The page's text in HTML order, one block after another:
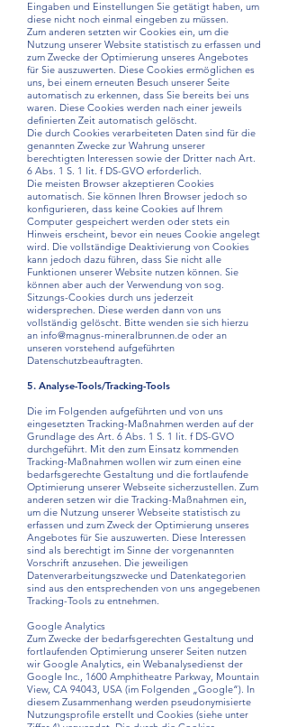
Eingaben und Einstellungen Sie getätigt haben, um
diese nicht noch einmal eingeben zu müssen.
Zum anderen setzten wir Cookies ein, um die
Nutzung unserer Website statistisch zu erfassen und
zum Zwecke der Optimierung unseres Angebotes
für Sie auszuwerten. Diese Cookies ermöglichen es
uns, bei einem erneuten Besuch unserer Seite
automatisch zu erkennen, dass Sie bereits bei uns
waren. Diese Cookies werden nach einer jeweils
definierten Zeit automatisch gelöscht.
Die durch Cookies verarbeiteten Daten sind für die
genannten Zwecke zur Wahrung unserer
berechtigten Interessen sowie der Dritter nach Art.
6 Abs. 1 S. 1 lit. f DS-GVO erforderlich.
Die meisten Browser akzeptieren Cookies
automatisch. Sie können Ihren Browser jedoch so
konfigurieren, dass keine Cookies auf Ihrem
Computer gespeichert werden oder stets ein
Hinweis erscheint, bevor ein neues Cookie angelegt
wird. Die vollständige Deaktivierung von Cookies
kann jedoch dazu führen, dass Sie nicht alle
Funktionen unserer Website nutzen können. Sie
können aber auch der Verwendung von sog.
Sitzungs-Cookies durch uns jederzeit
widersprechen. Diese werden dann von uns
vollständig gelöscht. Bitte wenden sie sich hierzu
an info@magnus-mineralbrunnen.de oder an
unseren vorstehend aufgeführten
Datenschutzbeauftragten.
5. Analyse-Tools/Tracking-Tools
Die im Folgenden aufgeführten und von uns
eingesetzten Tracking-Maßnahmen werden auf der
Grundlage des Art. 6 Abs. 1 S. 1 lit. f DS-GVO
durchgeführt. Mit den zum Einsatz kommenden
Tracking-Maßnahmen wollen wir zum einen eine
bedarfsgerechte Gestaltung und die fortlaufende
Optimierung unserer Webseite sicherzustellen. Zum
anderen setzen wir die Tracking-Maßnahmen ein,
um die Nutzung unserer Webseite statistisch zu
erfassen und zum Zweck der Optimierung unseres
Angebotes für Sie auszuwerten. Diese Interessen
sind als berechtigt im Sinne der vorgenannten
Vorschrift anzusehen. Die jeweiligen
Datenverarbeitungszwecke und Datenkategorien
sind aus den entsprechenden von uns angegebenen
Tracking-Tools zu entnehmen.
Google Analytics
Zum Zwecke der bedarfsgerechten Gestaltung und
fortlaufenden Optimierung unserer Seiten nutzen
wir Google Analytics, ein Webanalysedienst der
Google Inc., 1600 Amphitheatre Parkway, Mountain
View, CA 94043, USA (im Folgenden „Google“). In
diesem Zusammenhang werden pseudonymisierte
Nutzungsprofile erstellt und Cookies (siehe unter